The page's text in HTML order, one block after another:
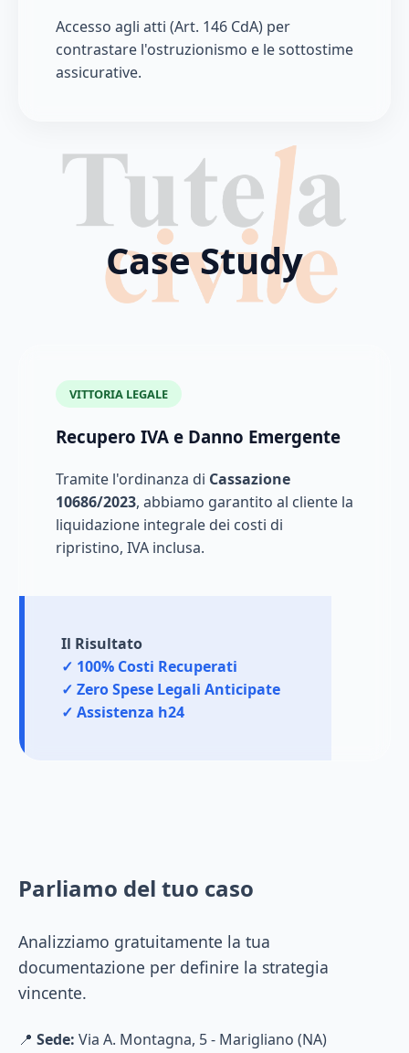
Accesso agli atti (Art. 146 CdA) per
contrastare l'ostruzionismo e le sottostime
assicurative.
Case Study
VITTORIA LEGALE
Recupero IVA e Danno Emergente
Tramite l'ordinanza di Cassazione
10686/2023, abbiamo garantito al cliente la
liquidazione integrale dei costi di
ripristino, IVA inclusa.
Il Risultato
✓ 100% Costi Recuperati
✓ Zero Spese Legali Anticipate
✓ Assistenza h24
Parliamo del tuo caso
Analizziamo gratuitamente la tua
documentazione per definire la strategia
vincente.
📍 Sede: Via A. Montagna, 5 - Marigliano (NA)